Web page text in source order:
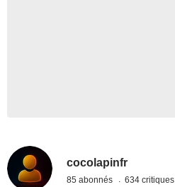
cocolapinfr
85 abonnés 634 critiques